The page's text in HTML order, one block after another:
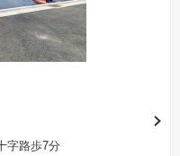
字路歩7分